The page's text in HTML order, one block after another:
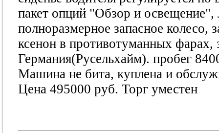
пакет опций "Обзор и освещение",
полноразмерное запасное колесо,
ксенон в противотуманных фарах,
Германия(Русельхайм). пробег
Машина не бита, куплена и
Цена 495000 руб. Торг уместен